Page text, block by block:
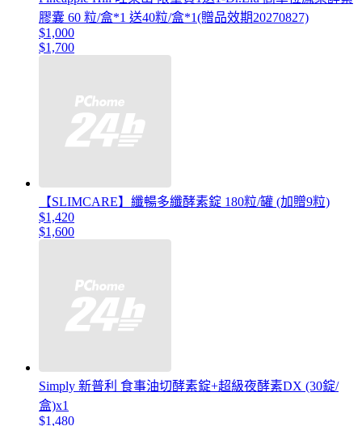
膠囊 60 粒/盒*1 送40粒/盒*1(贈品效期20270827)
$1,000
$1,700
【SLIMCARE】纖暢多纖酵素錠 180粒/罐 (加贈9粒)
$1,420
$1,600
Simply 新普利 食事油切酵素錠+超級夜酵素DX (30錠/
盒)x1
$1,480